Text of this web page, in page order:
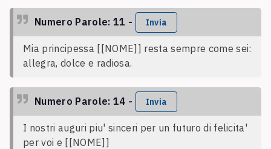
Numero Parole: 11 - Invia
Mia principessa [[NOME]] resta sempre come sei:
allegra, dolce e radiosa.
Numero Parole: 14 - Invia
I nostri auguri piu' sinceri per un futuro di felicita'
per voi e [[NOME]]